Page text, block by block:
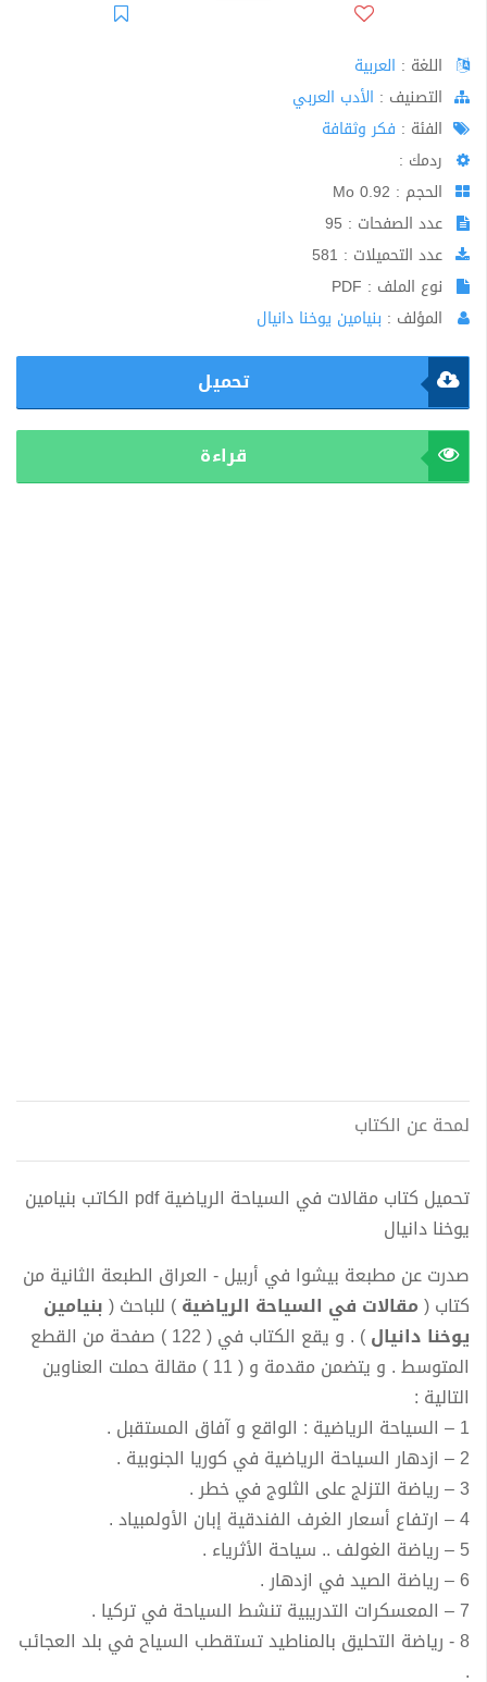
اللغة : العربية
اﻟﺘﺼﻨﻴﻒ : الأدب العربي
الفئة : فكر وثقافة
ردمك :
الحجم : 0.92 Mo
عدد الصفحات : 95
عدد التحميلات : 581
نوع الملف : PDF
المؤلف : بنيامين يوخنا دانيال
تحميل
قراءة
لمحة عن الكتاب
تحميل كتاب مقالات في السياحة الرياضية pdf الكاتب بنيامين
يوخنا دانيال
صدرت عن مطبعة بيشوا في أربيل - العراق الطبعة الثانية من
كتاب (مقالات في السياحة الرياضية) للباحث (بنيامين
يوخنا دانيال
) . و يقع الكتاب في ( 122 ) صفحة من القطع
المتوسط . و يتضمن مقدمة و ( 11 ) مقالة حملت العناوين
التالية :
1 – السياحة الرياضية : الواقع و آفاق المستقبل .
2 – ازدهار السياحة الرياضية في كوريا الجنوبية .
3 – رياضة التزلج على الثلوج في خطر .
4 – ارتفاع أسعار الغرف الفندقية إبان الأولمبياد .
5 – رياضة الغولف .. سياحة الأثرياء .
6 – رياضة الصيد في ازدهار .
7 – المعسكرات التدريبية تنشط السياحة في تركيا .
8 - رياضة التحليق بالمناطيد تستقطب السياح في بلد العجائب
.